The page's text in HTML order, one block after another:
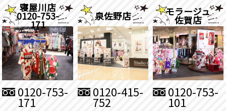
寝屋川店
0120-753-
171
0120-753-
171
泉佐野店
0120-415-
752
モラージュ
佐賀店
0120-753-
101